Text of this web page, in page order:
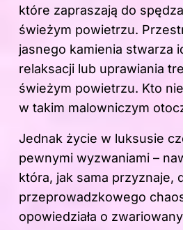
które zapraszają do
świeżym powietrzu.
jasnego kamienia stwarza
relaksacji lub uprawiania
świeżym powietrzu. Kto
w takim malowniczym
Jednak życie w luksusie
pewnymi wyzwaniami –
która, jak sama przyznaje,
przeprowadzkowego
opowiedziała o